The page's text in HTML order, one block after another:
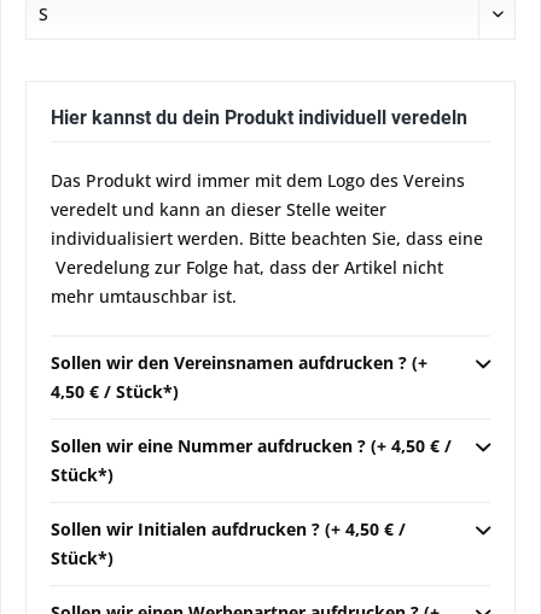
Hier kannst du dein Produkt individuell veredeln
Das Produkt wird immer mit dem Logo des Vereins
veredelt und kann an dieser Stelle weiter
individualisiert werden. Bitte beachten Sie, dass eine
Veredelung zur Folge hat, dass der Artikel nicht
mehr umtauschbar ist.
Sollen wir den Vereinsnamen aufdrucken ? (+
4,50 € / Stück*)
Sollen wir eine Nummer aufdrucken ? (+ 4,50 € /
Stück*)
Sollen wir Initialen aufdrucken ? (+ 4,50 € /
Stück*)